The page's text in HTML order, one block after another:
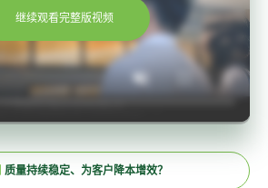
继续观看完整版视频
质量持续稳定、为客户降本增效？